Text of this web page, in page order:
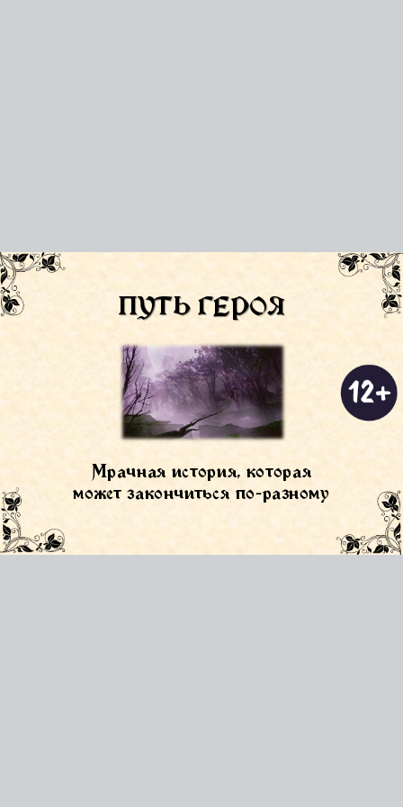
ПУТЬ ГЕРОЯ
ПУТЬ ГЕРОЯ
Мрачная история, которая
может закончиться по-разному